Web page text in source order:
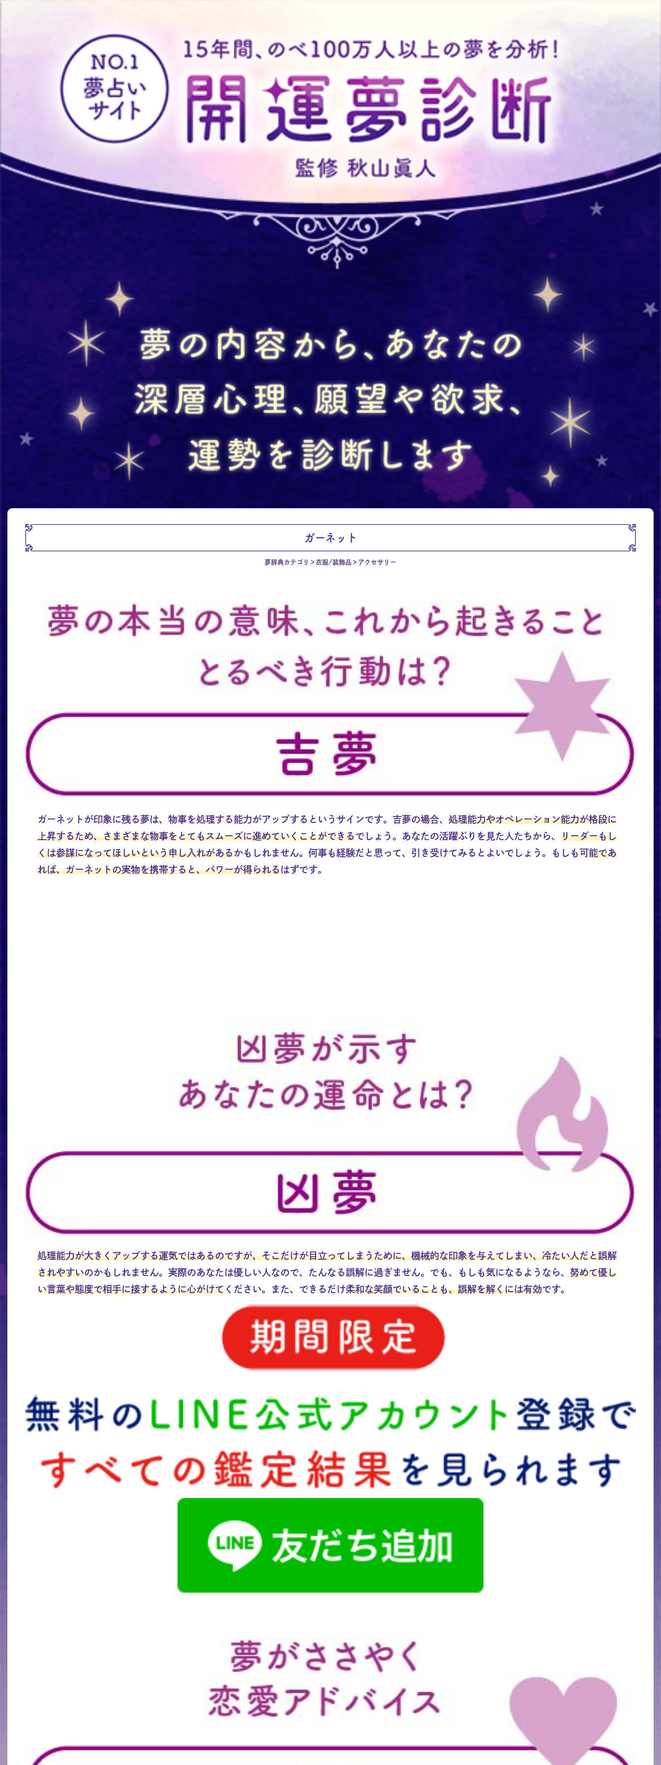
ガーネット
夢辞典カテゴリ 衣服/装飾品 アクセサリー
ガーネットが印象に残る夢は、物事を処理する能力がアップするというサインです。吉夢の場合、 処理能力やオペレーション能力が格段に
上昇するため、さまざまな物事をとてもスムーズに進めていくことができるでしょう。あなたの活躍ぶりを見た人たちから、 リーダーもし
くは参謀になってほしいという申し入れがあるかもしれません。何事も経験だと思って、引き受けてみるとよいでしょう。もしも可能であ
れば、ガーネットの実物を携帯すると、パワーが得られるはずです。
処理能力が大きくアップする運気ではあるのですが、そこだけが目立ってしまうために、機械的な印象を与えてしまい、冷たい人だと誤解
されやすいのかもしれません。実際のあなたは優しい人なので、たんなる誤解に過ぎません。でも、もしも気になるようなら、 努めて優し
い言葉や態度で相手に接するように心がけてください。また、できるだけ柔和な笑顔でいることも、誤解を解くには有効です。